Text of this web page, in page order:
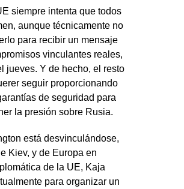
siempre intenta que todos
aunque técnicamente no
para recibir un mensaje
vinculantes reales,
jueves. Y de hecho, el resto
seguir proporcionando
de seguridad para
la presión sobre Rusia.
está desvinculándose,
Kiev, y de Europa en
de la UE, Kaja
para organizar un